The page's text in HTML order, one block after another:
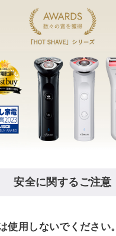
安全に関するご注意
使用しないでください。